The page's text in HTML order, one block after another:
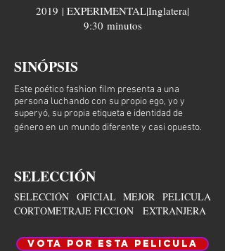
2019 | EXPERIMENTAL|Inglatera|
9:30 minutos
SINÓPSIS
Este poético fashion film presenta a una
persona luchando con su propio ego, yo y
superyó, su propia etiqueta e identidad de
género en un mundo diferente y casi opuesto.
SELECCIÓN
SELECCIÓN OFICIAL MEJOR PELICULA
CORTOMETRAJE FICCION EXTRANJERA
VOTA POR ESTA PELICULA